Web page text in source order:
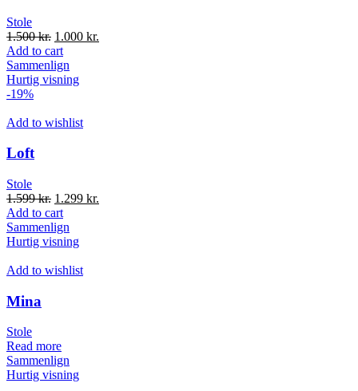
Stole
1.500kr. 1.000 kr.
Add to cart
Sammenlign
Hurtig visning
-19%
Add to wishlist
Loft
Stole
1.599kr. 1.299 kr.
Add to cart
Sammenlign
Hurtig visning
Add to wishlist
Mina
Stole
Read more
Sammenlign
Hurtig visning